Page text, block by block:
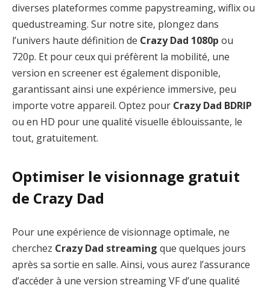
diverses plateformes comme papystreaming, wiflix ou
quedustreaming. Sur notre site, plongez dans
l’univers haute définition de Crazy Dad 1080p ou
720p. Et pour ceux qui préfèrent la mobilité, une
version en screener est également disponible,
garantissant ainsi une expérience immersive, peu
importe votre appareil. Optez pour Crazy Dad BDRIP
ou en HD pour une qualité visuelle éblouissante, le
tout, gratuitement.
Optimiser le visionnage gratuit
de Crazy Dad
Pour une expérience de visionnage optimale, ne
cherchez Crazy Dad streaming que quelques jours
après sa sortie en salle. Ainsi, vous aurez l’assurance
d’accéder à une version streaming VF d’une qualité